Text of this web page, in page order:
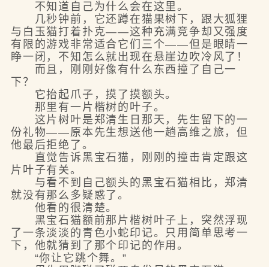
不知道自己为什么会在这里。
几秒钟前，它还蹲在猫果树下，跟大狐狸
与白玉猫打着扑克——这种充满竞争却又强度
有限的游戏非常适合它们三个——但是眼睛一
睁一闭，不知怎么就出现在悬崖边吹冷风了！
而且，刚刚好像有什么东西撞了自己一
下？
它抬起爪子，摸了摸额头。
那里有一片楷树的叶子。
这片树叶是郑清生日那天，先生留下的一
份礼物——原本先生想送他一趟高维之旅，但
他最后拒绝了。
直觉告诉黑宝石猫，刚刚的撞击肯定跟这
片叶子有关。
与看不到自己额头的黑宝石猫相比，郑清
就没有那么多疑惑了。
他看的很清楚。
黑宝石猫额前那片楷树叶子上，突然浮现
了一条淡淡的青色小蛇印记。只用简单思考一
下，他就猜到了那个印记的作用。
“你让它跳个舞。”